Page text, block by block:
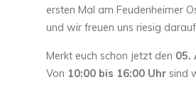
ersten Mal am Feudenheimer
und wir freuen uns riesig
Merkt euch schon jetzt den 05.
Von 10:00 bis 16:00 Uhr sind